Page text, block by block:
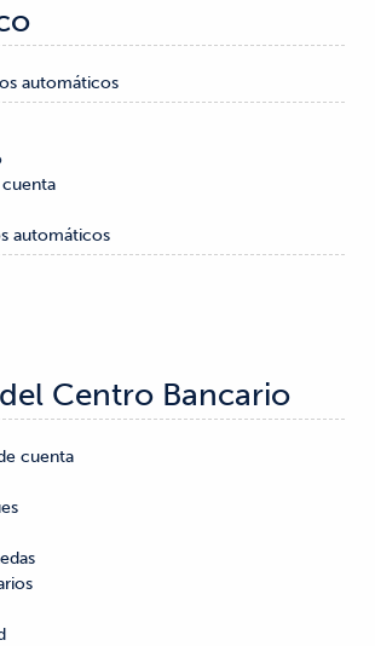
automáticos
cuenta
automáticos
Centro Bancario
cuenta